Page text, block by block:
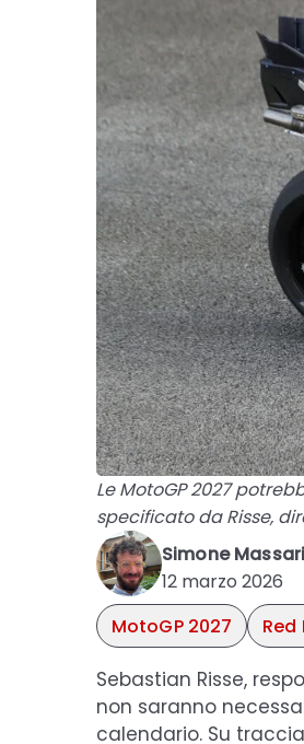
Le MotoGP 2027
specificato da Risse,
Simone Massari
12 marzo 2026
MotoGP 2027
Red
Sebastian Risse,
non saranno
calendario. Su